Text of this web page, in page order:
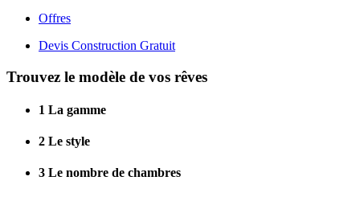
Offres
Devis Construction Gratuit
Trouvez le modèle de vos rêves
1 La gamme
2 Le style
3 Le nombre de chambres